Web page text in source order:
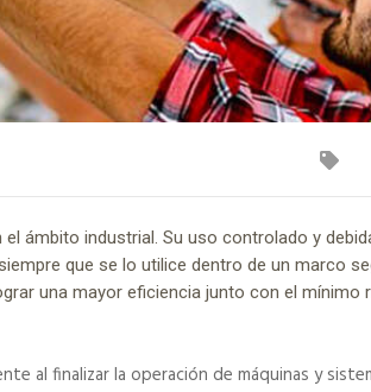
ámbito industrial. Su uso controlado y
que se lo utilice dentro de un marco
una mayor eficiencia junto con el mínimo
al finalizar la operación de máquinas y